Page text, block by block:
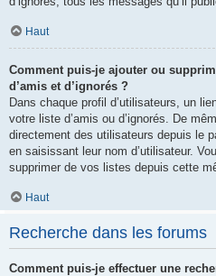
Haut
Comment puis-je ajouter ou
d’amis et d’ignorés ?
Dans chaque profil d’utilisateurs, un
votre liste d’amis ou d’ignorés. De
directement des utilisateurs depuis le
en saisissant leur nom d’utilisateur.
supprimer de vos listes depuis cette
Haut
Recherche dans les forums
Comment puis-je effectuer une